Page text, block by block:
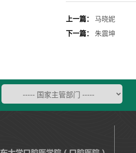
上一篇：
马晓妮
下一篇：
朱震坤